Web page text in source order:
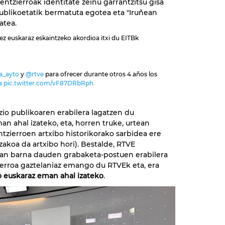
identitate zeinu garrantzitsu gisa
bermatuta egotea eta "Iruñean
euskaraz eskaintzeko akordioa itxi du EITBk
y @rtve para ofrecer durante otros 4 años los
pic.twitter.com/vF87DRbRph
publikoaren erabilera lagatzen du
ahal izateko, eta, horren truke, urtean
artxibo historikorako sarbidea ere
da artxibo hori). Bestalde, RTVE
barna dauden grabaketa-postuen erabilera
gaztelaniaz emango du RTVEk eta, era
eman ahal izateko.